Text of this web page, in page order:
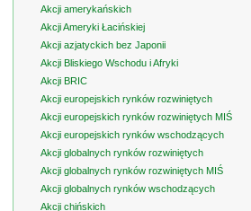
Akcji amerykańskich
Akcji Ameryki Łacińskiej
Akcji azjatyckich bez Japonii
Akcji Bliskiego Wschodu i Afryki
Akcji BRIC
Akcji europejskich rynków rozwiniętych
Akcji europejskich rynków rozwiniętych MIŚ
Akcji europejskich rynków wschodzących
Akcji globalnych rynków rozwiniętych
Akcji globalnych rynków rozwiniętych MIŚ
Akcji globalnych rynków wschodzących
Akcji chińskich